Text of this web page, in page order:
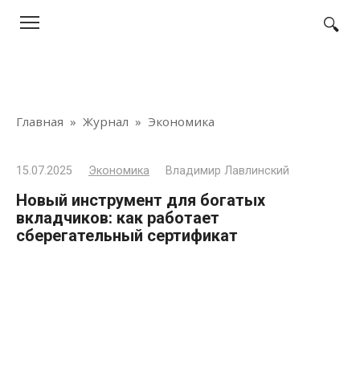
Главная » Журнал » Экономика
15.07.2025 Экономика Владимир Лавлинский
Новый инструмент для богатых
вкладчиков: как работает
сберегательный сертификат